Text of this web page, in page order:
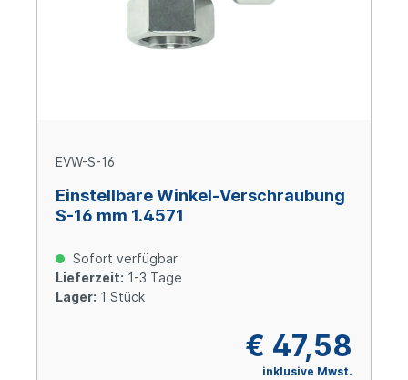
EVW-S-16
Einstellbare Winkel-Verschraubung
S-16 mm 1.4571
Sofort verfügbar
Lieferzeit: 1-3 Tage
Lager: 1 Stück
€ 47,58
inklusive Mwst.